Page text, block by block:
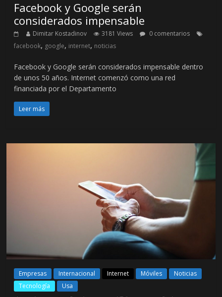
Facebook y Google serán
considerados impensable
Dimitar Kostadinov 3181 Views
0 comentarios
facebook, google, internet, noticias
Facebook y Google serán considerados impensable dentro
de unos 50 años. Internet comenzó como una red
financiada por el Departamento
Leer más
Empresas Internacional Internet Móviles
Noticias
Tecnología
Usa